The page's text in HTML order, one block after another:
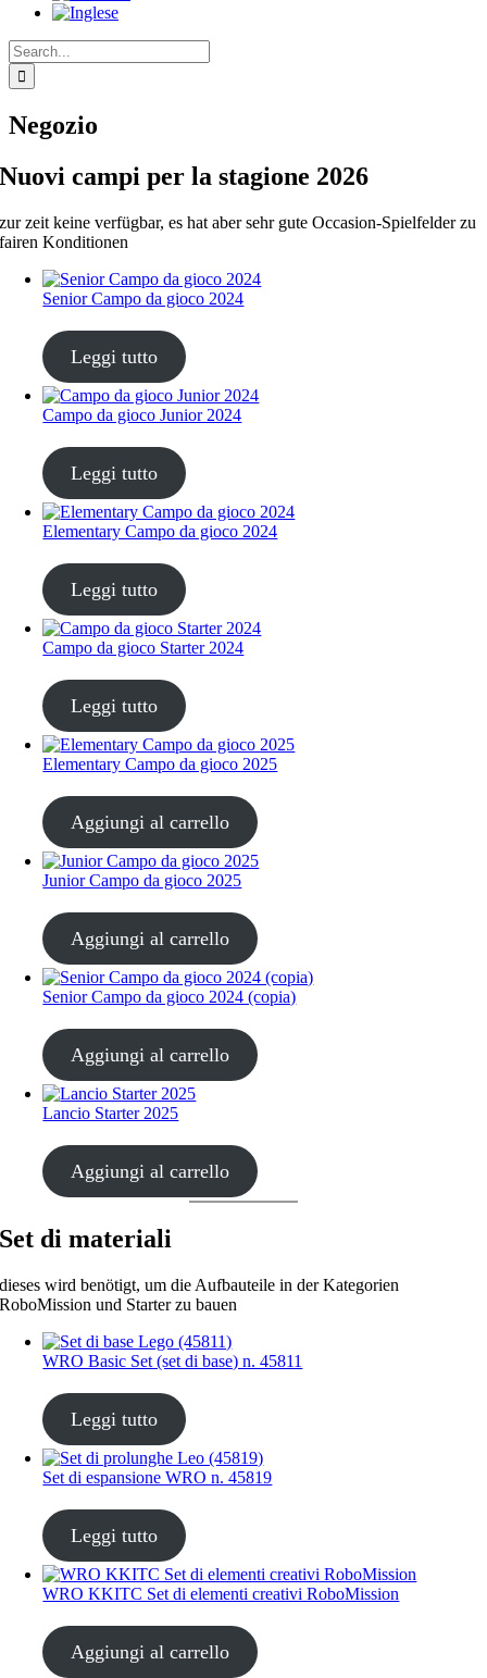
Search
for:
Negozio
Nuovi campi per la stagione 2026
zur zeit keine verfügbar, es hat aber sehr gute Occasion-Spielfelder zu
fairen Konditionen
Senior Campo da gioco 2024
CHF68.00
Leggi tutto
Campo da gioco Junior 2024
CHF68.00
Leggi tutto
Elementary Campo da gioco 2024
CHF68.00
Leggi tutto
Campo da gioco Starter 2024
CHF68.00
Leggi tutto
Elementary Campo da gioco 2025
CHF68.00
Aggiungi al carrello
Junior Campo da gioco 2025
CHF68.00
Aggiungi al carrello
Senior Campo da gioco 2024 (copia)
CHF68.00
Aggiungi al carrello
Lancio Starter 2025
CHF68.00
Aggiungi al carrello
Set di materiali
dieses wird benötigt, um die Aufbauteile in der Kategorien
RoboMission und Starter zu bauen
WRO Basic Set (set di base) n. 45811
CHF35.00
Leggi tutto
Set di espansione WRO n. 45819
CHF35.00
Leggi tutto
WRO KKITC Set di elementi creativi RoboMission
CHF45.00
Aggiungi al carrello